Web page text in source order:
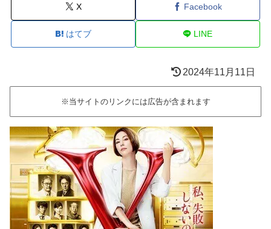
X Facebook
はてブ LINE
2024年11月11日
※当サイトのリンクには広告が含まれます